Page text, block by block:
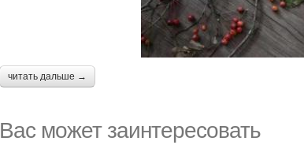
читать дальше →
Вас может заинтересовать